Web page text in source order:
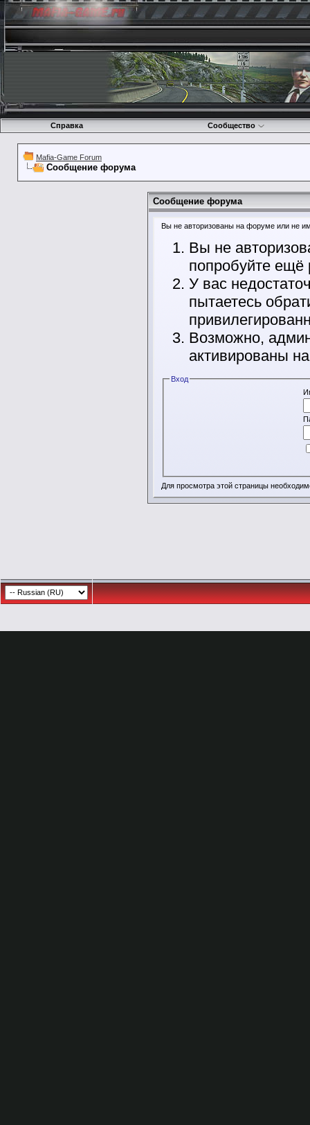
Справка Сообщество
Mafia-Game Forum
Сообщение форума
Сообщение форума
Вы не авторизованы на форуме или не
Вы не
попробуйте ещё
У вас
пытаетесь
Возможно,
активированы
Вход
Для просмотра этой страницы